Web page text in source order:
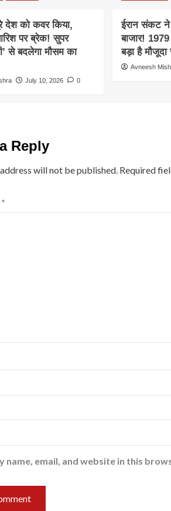
देश को कवर किया,
पर ब्रेक! सुपर
से बदलेगा मौसम का
July 10, 2026 0
ईरान संकट ने
बाजार!
बड़ा है
Avneesh
Reply
will not be published. Required
*
name, email, and website in this